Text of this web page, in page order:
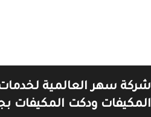
شركة سهر العالمية
المكيفات ودكت المكيفات